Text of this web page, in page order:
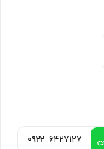
0922 6427127